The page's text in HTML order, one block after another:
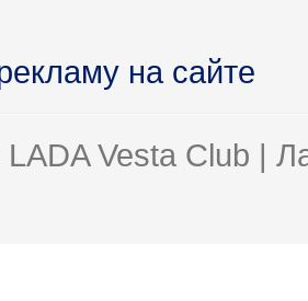
на сайте
Vesta Club |